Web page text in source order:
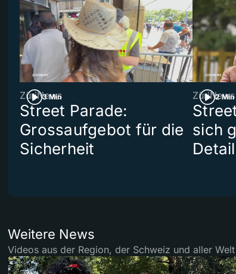
3 Min
ZüriNews
Street Parade:
Grossaufgebot für die
Sicherheit
2 Min
ZüriNews
sich
Weitere News
Videos aus der Region, der Schweiz und aller Welt